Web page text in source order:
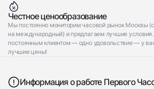
Честное ценообразование
Мы постоянно мониторим часовой рынок Москвы
на международный) и предлагаем лучшие
постоянным клиентом — одно удовольствие — у
лучшие цены!
Информация о работе Первого